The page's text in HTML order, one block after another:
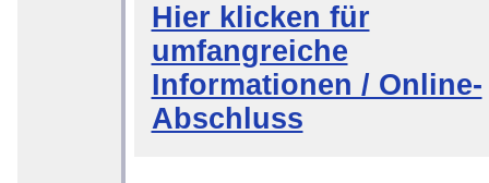
Hier klicken für
umfangreiche
Informationen / Online-
Abschluss